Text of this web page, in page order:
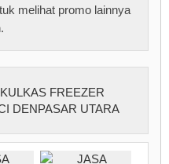
melihat promo lainnya